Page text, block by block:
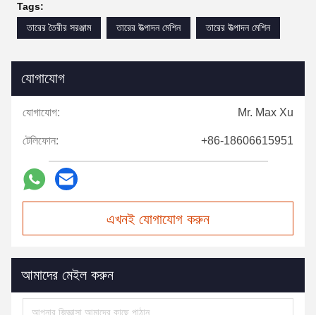
Tags:
তারের তৈরীর সরঞ্জাম
তারের উত্পাদন মেশিন তারের উত্পাদন মেশিন
যোগাযোগ
যোগাযোগ: Mr. Max Xu
টেলিফোন: +86-18606615951
এখনই যোগাযোগ করুন
আমাদের মেইল করুন